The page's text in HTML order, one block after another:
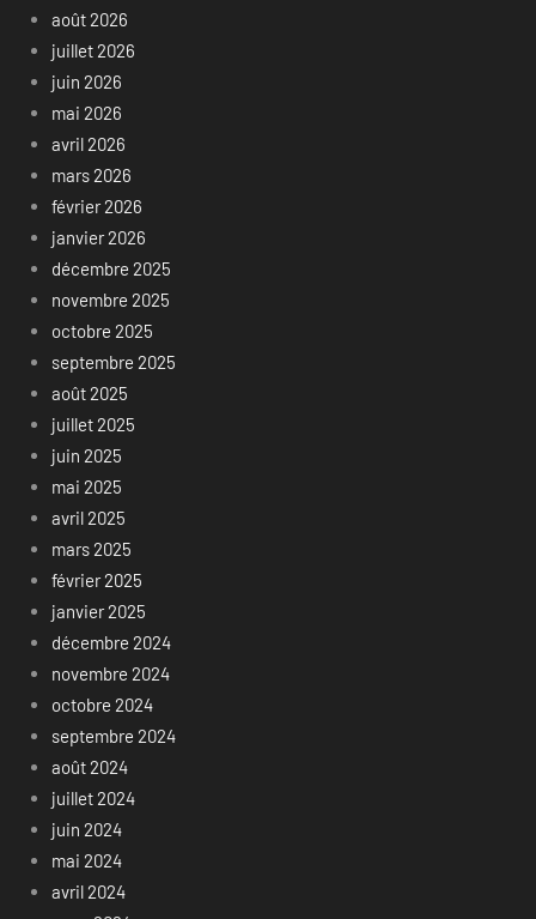
août 2026
juillet 2026
juin 2026
mai 2026
avril 2026
mars 2026
février 2026
janvier 2026
décembre 2025
novembre 2025
octobre 2025
septembre 2025
août 2025
juillet 2025
juin 2025
mai 2025
avril 2025
mars 2025
février 2025
janvier 2025
décembre 2024
novembre 2024
octobre 2024
septembre 2024
août 2024
juillet 2024
juin 2024
mai 2024
avril 2024